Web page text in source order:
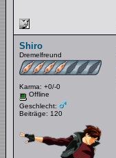
Shiro
Dremelfreund
Karma: +0/-0
Offline
Geschlecht:
Beiträge: 120